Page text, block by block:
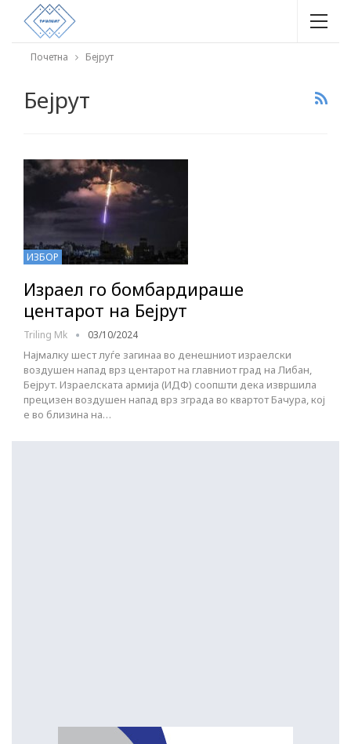
Почетна Бејрут
Бејрут
ИЗБОР
Израел го бомбардираше
центарот на Бејрут
Triling Mk 03/10/2024
Најмалку шест луѓе загинаа во денешниот израелски
воздушен напад врз центарот на главниот град на Либан,
Бејрут. Израелската армија (ИДФ) соопшти дека извршила
прецизен воздушен напад врз зграда во квартот Бачура, кој
е во близина на…